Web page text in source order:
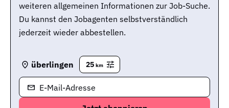
weiteren allgemeinen Informationen zur Job-Suche.
Du kannst den Jobagenten selbstverständlich
jederzeit wieder abbestellen.
überlingen 25 km
E-Mail-Adresse